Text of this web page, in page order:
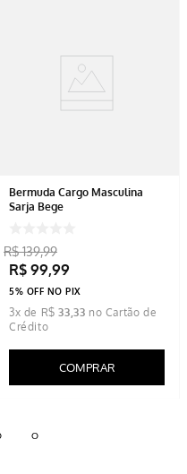
Bermuda Cargo Masculina
Sarja Bege
R$ 139,99
R$ 99,99
5% OFF NO PIX
3x de R$ 33,33
COMPRAR